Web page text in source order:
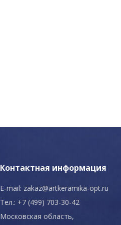
Контактная информация
E-mail: zakaz@artkeramika-opt.ru
Тел.: +7 (499) 703-30-42
Московская область,